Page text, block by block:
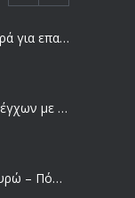
Ποιοι συνταξιούχοι παίρνουν σειρά για επανυπολογισμό σύνταξης με αύξηση και αναδρομικά – Οι εκκρεμότητες ανά Ταμείο
Επιθεώρηση Εργασίας: Μπαράζ ελέγχων με tablets και drones
Μισθός: Το στοίχημα των 1.500 ευρώ – Πόσοι εργαζόμενοι παίρνουν αυτά τα χρήματα